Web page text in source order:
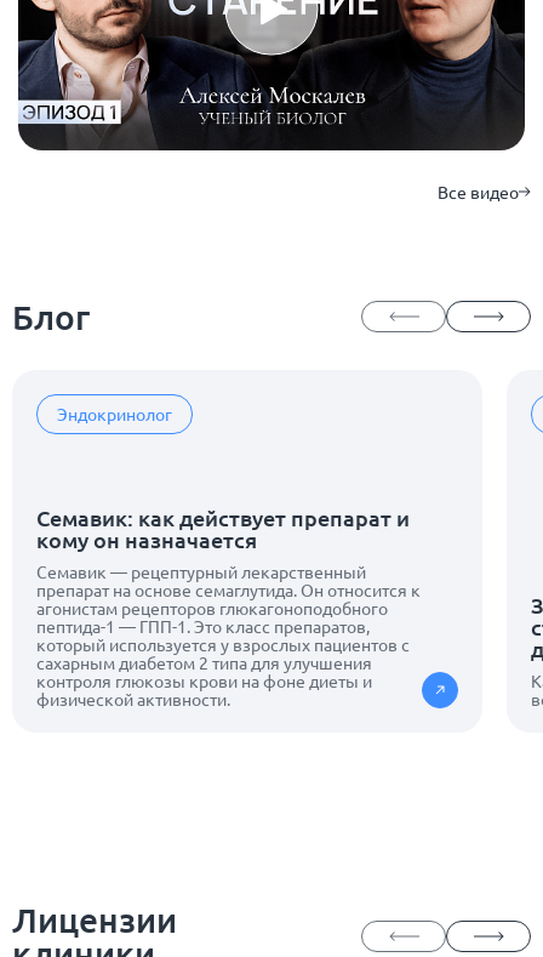
Все видео
Блог
Эндокринолог
Семавик: как действует препарат и
кому он назначается
Семавик — рецептурный лекарственный
препарат на основе семаглутида. Он относится к
агонистам рецепторов глюкагоноподобного
пептида-1 — ГПП-1. Это класс препаратов,
который используется у взрослых пациентов с
сахарным диабетом 2 типа для улучшения
контроля глюкозы крови на фоне диеты и
физической активности.
Лицензии